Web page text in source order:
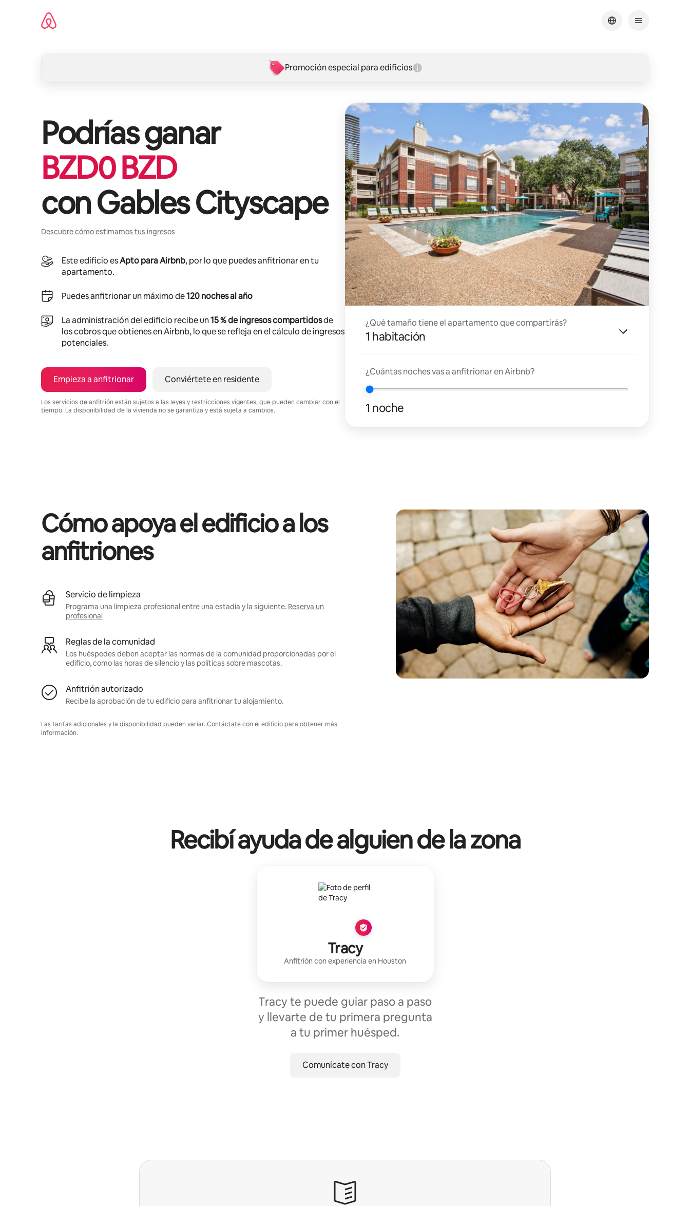
Promoción especial para edificios
Podrías ganar
BZD0BZD
conGables Cityscape
Descubre cómo estimamos tus ingresos
Este edificio esApto para Airbnb, por lo que puedes anfitrionar en tu
apartamento.
Puedes anfitrionar un máximo de120 noches al año
La administración del edificio recibe un15 % de ingresos compartidosde
los cobros que obtienes en Airbnb, lo que se refleja en el cálculo de ingresos
potenciales.
Empieza a anfitrionar Conviértete en residente
Los servicios de anfitrión están sujetos a las leyes y restricciones vigentes, que pueden cambiar con el
tiempo. La disponibilidad de la vivienda no se garantiza y está sujeta a cambios.
¿Qué tamaño tiene el apartamento que compartirás?
1 habitación
¿Cuántas noches vas a anfitrionar en Airbnb?
1 noche
Cómo apoya el edificio a los
anfitriones
Servicio de limpieza
Programa una limpieza profesional entre una estadía y la siguiente. Reserva un
profesional
Reglas de la comunidad
Los huéspedes deben aceptar las normas de la comunidad proporcionadas por el
edificio, como las horas de silencio y las políticas sobre mascotas.
Anfitrión autorizado
Recibe la aprobación de tu edificio para anfitrionar tu alojamiento.
Las tarifas adicionales y la disponibilidad pueden variar. Contáctate con el edificio para obtener más
información.
Recibí ayuda de alguien de la zona
Tracy
Anfitrión con experiencia en Houston
Tracy te puede guiar paso a paso
y llevarte de tu primera pregunta
a tu primer huésped.
Comunícate con Tracy